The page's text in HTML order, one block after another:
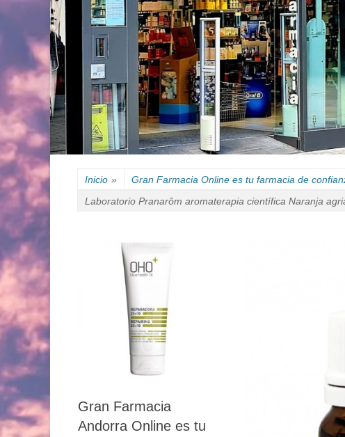
Inicio » Gran Farmacia Online es tu farmacia de
Laboratorio Pranarôm aromaterapia científica Naranja
Gran Farmacia
Andorra Online es tu